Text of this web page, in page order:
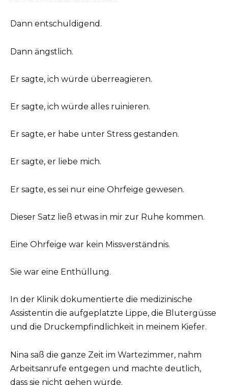
Dann entschuldigend.
Dann ängstlich.
Er sagte, ich würde überreagieren.
Er sagte, ich würde alles ruinieren.
Er sagte, er habe unter Stress gestanden.
Er sagte, er liebe mich.
Er sagte, es sei nur eine Ohrfeige gewesen.
Dieser Satz ließ etwas in mir zur Ruhe kommen.
Eine Ohrfeige war kein Missverständnis.
Sie war eine Enthüllung.
In der Klinik dokumentierte die medizinische
Assistentin die aufgeplatzte Lippe, die Blutergüsse
und die Druckempfindlichkeit in meinem Kiefer.
Nina saß die ganze Zeit im Wartezimmer, nahm
Arbeitsanrufe entgegen und machte deutlich,
dass sie nicht gehen würde.